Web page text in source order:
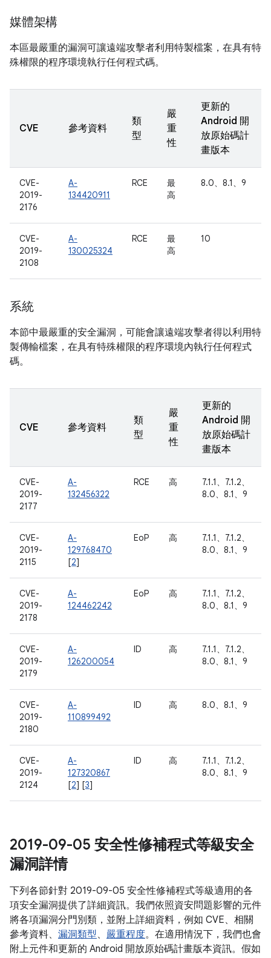
媒體架構
本區最嚴重的漏洞可讓遠端攻擊者利用特製檔案，在具有特
殊權限的程序環境執行任何程式碼。
CVE 參考資料
類
型
嚴
重
性
更新的
Android 開
放原始碼計
畫版本
CVE-
2019-
2176
A-
134420911
RCE
最
高
8.0、8.1、9
CVE-
2019-
2108
A-
130025324
RCE
最
高
10
系統
本節中最嚴重的安全漏洞，可能會讓遠端攻擊者得以利用特
製傳輸檔案，在具有特殊權限的程序環境內執行任何程式
碼。
CVE 參考資料
類
型
嚴
重
性
更新的
Android 開
放原始碼計
畫版本
CVE-
2019-
2177
A-
132456322
RCE 高
7.1.1、7.1.2、
8.0、8.1、9
CVE-
2019-
2115
A-
129768470
[2]
EoP 高
7.1.1、7.1.2、
8.0、8.1、9
CVE-
2019-
2178
A-
124462242
EoP 高
7.1.1、7.1.2、
8.0、8.1、9
CVE-
2019-
2179
A-
126200054
ID 高
7.1.1、7.1.2、
8.0、8.1、9
CVE-
2019-
2180
A-
110899492
ID 高 8.0、8.1、9
CVE-
2019-
2124
A-
127320867
[2] [3]
ID 高
7.1.1、7.1.2、
8.0、8.1、9
2019-09-05 安全性修補程式等級安全
漏洞詳情
下列各節針對 2019-09-05 安全性修補程式等級適用的各
項安全漏洞提供了詳細資訊。我們依照資安問題影響的元件
將各項漏洞分門別類，並附上詳細資料，例如 CVE、相關
參考資料、 漏洞類型、 嚴重程度。在適用情況下，我們也會
附上元件和更新的 Android 開放原始碼計畫版本資訊。假如